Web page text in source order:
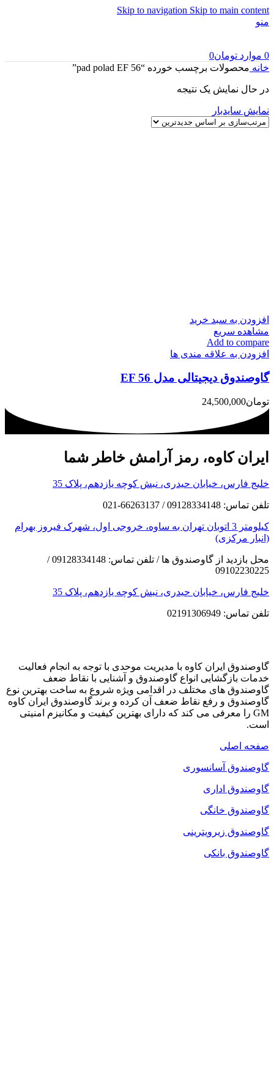
Skip to navigation Skip to main content
منو
0 موارد تومان0
خانه محصولات برچسب خورده “pad polad EF 56”
در حال نمایش یک نتیجه
نمایش سایدبار
افزودن به سبد خرید
مشاهده سریع
Add to compare
افزودن به علاقه مندی ها
گاوصندوق دیجیتالی مدل EF 56
تومان24,500,000
ایران کاوه، رمز آرامش خاطر شما
خلیج فارس، خیابان حیدری، نبش کوچه یازدهم، پلاک 35
تلفن تماس: 09128334148 / 66263137-021
کیلومتر 3 اتوبان تهران به ساوه، خروجی اول، شهرک فیروز بهرام
(انبار مرکزی)
محل بازدید از گاوصندوق ها / تلفن تماس: 09128334148 /
09102230225
خلیج فارس، خیابان حیدری، نبش کوچه یازدهم، پلاک 35
تلفن تماس: 02191306949
گاوصندوق ایران کاوه با مدیریت موحدی با توجه به انجام فعالیت
خدمات بازگشایی انواع گاوصندوق و آشنایی با نقاط ضعف
گاوصندوق های مختلف در اقدامی ویژه شروع به ساخت بهترین نوع
گاوصندوق و رفع نقاط ضعف آن کرده و برند گاوصندوق ایران کاوه
GM را معرفی می کند که دارای بهترین کیفیت و مکانیزم امنیتی
است.
صفحه اصلی
گاوصندوق آسانسوری
گاوصندوق اداری
گاوصندوق خانگی
گاوصندوق زیرویترینی
گاوصندوق بانکی